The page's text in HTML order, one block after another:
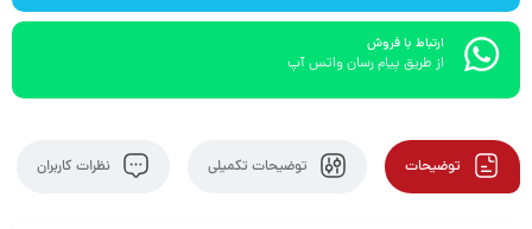
ارتباط با فروش
از طریق پیام رسان واتس آپ
توضیحات توضیحات تکمیلی نظرات کاربران